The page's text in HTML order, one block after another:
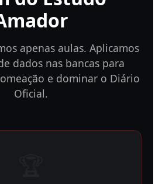
apenas aulas. Aplicamos
dados nas bancas para
e dominar o Diário
Oficial.